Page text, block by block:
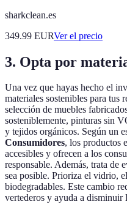
sharkclean.es
349.99 EURVer el precio
3. Opta por
Una vez que hayas hecho el
materiales sostenibles para tus
selección de muebles
sosteniblemente, pinturas sin
y tejidos orgánicos. Según un
Consumidores, los productos
accesibles y ofrecen a los
responsable. Además, trata de
sea posible. Prioriza el vidrio,
biodegradables. Este cambio
vertederos y ayuda a disminuir